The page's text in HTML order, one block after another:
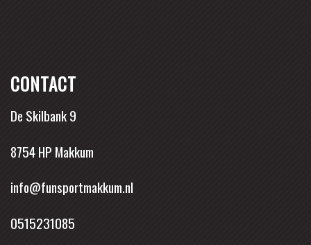
CONTACT
De Skilbank 9
8754 HP Makkum
info@funsportmakkum.nl
0515231085